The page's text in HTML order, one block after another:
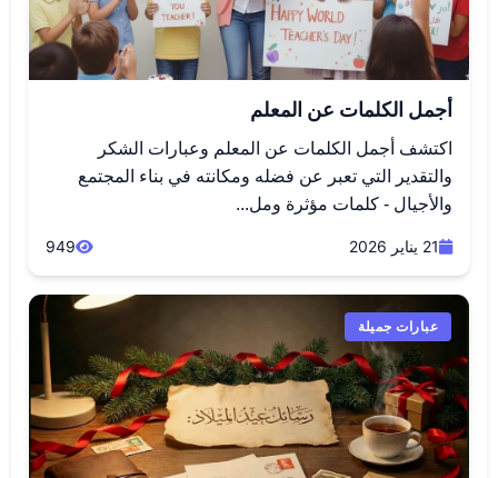
أجمل الكلمات عن المعلم
اكتشف أجمل الكلمات عن المعلم وعبارات الشكر
والتقدير التي تعبر عن فضله ومكانته في بناء المجتمع
والأجيال - كلمات مؤثرة ومل...
21 يناير 2026 949
عبارات جميلة